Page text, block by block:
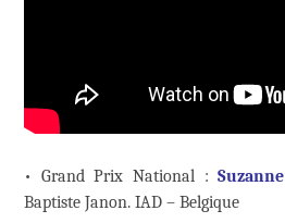
• Grand Prix National :Suzanne
Baptiste Janon. IAD – Belgique